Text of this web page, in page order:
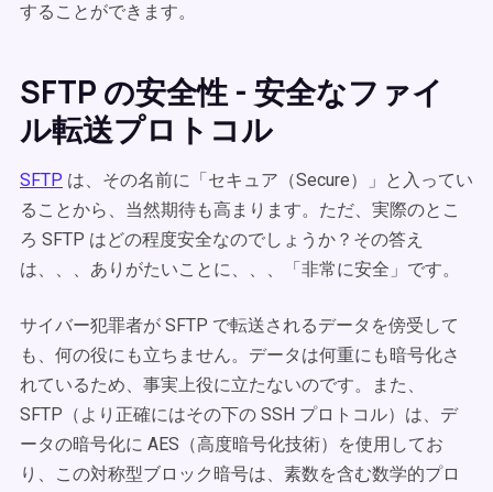
することができます。
SFTP の安全性 - 安全なファイ
ル転送プロトコル
SFTP は、その名前に「セキュア（Secure）」と入ってい
ることから、当然期待も高まります。ただ、実際のとこ
ろ SFTP はどの程度安全なのでしょうか？その答え
は、、、ありがたいことに、、、「非常に安全」です。
サイバー犯罪者が SFTP で転送されるデータを傍受して
も、何の役にも立ちません。データは何重にも暗号化さ
れているため、事実上役に立たないのです。また、
SFTP（より正確にはその下の SSH プロトコル）は、デ
ータの暗号化に AES（高度暗号化技術）を使用してお
り、この対称型ブロック暗号は、素数を含む数学的プロ